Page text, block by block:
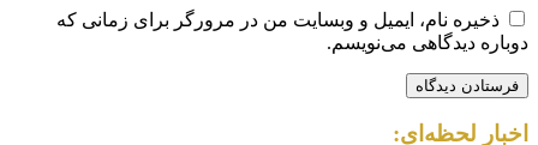
ذخیره نام، ایمیل و وبسایت من در مرورگر برای زمانی که
دوباره دیدگاهی می‌نویسم.
اخبار لحظه‌ای: